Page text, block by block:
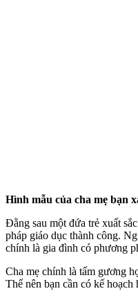
Hình mẫu của cha mẹ bạn
Đằng sau một đứa trẻ xuất
pháp giáo dục thành công.
chính là gia đình có phương
Cha mẹ chính là tấm gương
Thế nên bạn cần có kế